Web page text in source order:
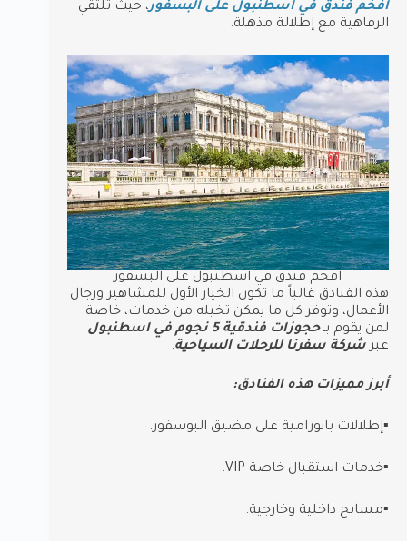
افخم فندق في اسطنبول على البسفور، حيث تلتقي
الرفاهية مع إطلالة مذهلة.
افخم فندق في اسطنبول على البسفور
هذه الفنادق غالباً ما تكون الخيار الأول للمشاهير ورجال
الأعمال، وتوفر كل ما يمكن تخيله من خدمات، خاصة
لمن يقوم بـحجوزات فندقية 5 نجوم في اسطنبول
عبرشركة سفرنا للرحلات السياحية.
أبرز مميزات هذه الفنادق:
▪︎إطلالات بانورامية على مضيق البوسفور.
▪︎خدمات استقبال خاصة VIP.
▪︎مسابح داخلية وخارجية.